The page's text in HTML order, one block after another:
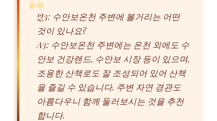
Q3: 수안보온천 주변에 볼거리는 어떤
것이 있나요?
A3: 수안보온천 주변에는 온천 외에도 수
안보 건강랜드, 수안보 시장 등이 있으며,
조용한 산책로도 잘 조성되어 있어 산책
을 즐길 수 있습니다. 주변 자연 경관도
아름다우니 함께 둘러보시는 것을 추천
합니다.